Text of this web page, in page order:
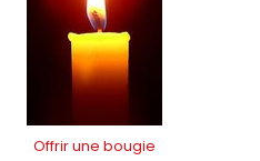
Offrir une bougie